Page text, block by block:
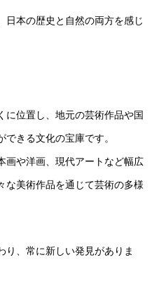
日本の歴史と自然の両方を感じ
に位置し、地元の芸術作品や国
きる文化の宝庫です。
画や洋画、現代アートなど幅広
な美術作品を通じて芸術の多様
り、常に新しい発見がありま